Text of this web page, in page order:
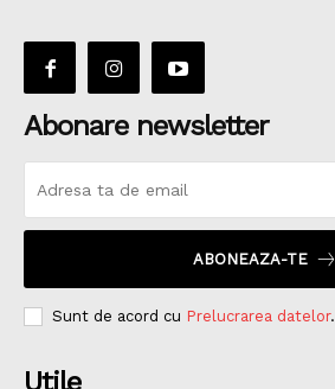
Abonare newsletter
ABONEAZA-TE
Sunt de acord cu Prelucrarea datelor.
Utile